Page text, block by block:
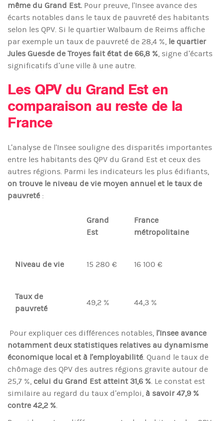
même du Grand Est. Pour preuve, l’Insee avance des
écarts notables dans le taux de pauvreté des habitants
selon les QPV. Si le quartier Walbaum de Reims affiche
par exemple un taux de pauvreté de 28,4 %, le quartier
Jules Guesde de Troyes fait état de 66,8 %, signe d’écarts
significatifs d’une ville à une autre.
Les QPV du Grand Est en
comparaison au reste de la
France
L’analyse de l’Insee souligne des disparités importantes
entre les habitants des QPV du Grand Est et ceux des
autres régions. Parmi les indicateurs les plus édifiants,
on trouve le niveau de vie moyen annuel et le taux de
pauvreté :
Grand
Est
France
métropolitaine
Niveau de vie 15 280 € 16 100 €
Taux de
pauvreté
49,2 % 44,3 %
Pour expliquer ces différences notables, l’Insee avance
notamment deux statistiques relatives au dynamisme
économique local et à l’employabilité. Quand le taux de
chômage des QPV des autres régions gravite autour de
25,7 %, celui du Grand Est atteint 31,6 %. Le constat est
similaire au regard du taux d’emploi, à savoir 47,9 %
contre 42,2 %.